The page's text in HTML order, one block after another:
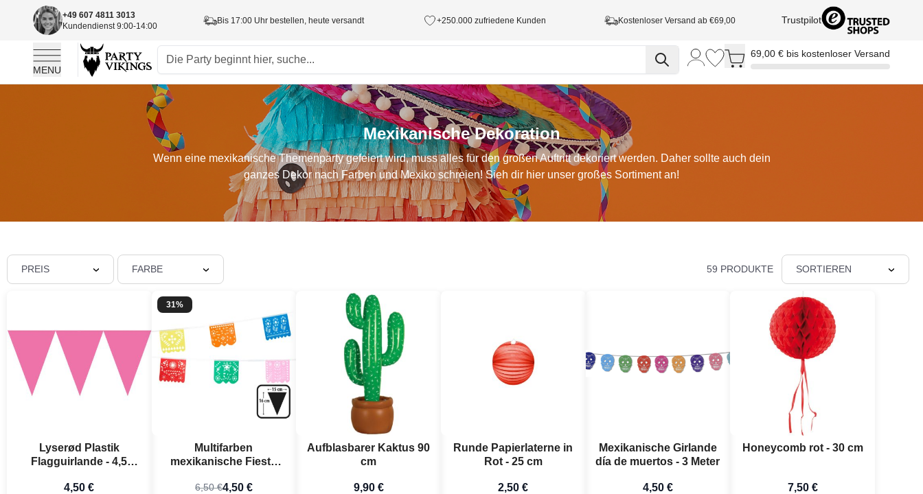
+49 607 4811 3013
Kundendienst 9:00-14:00
Bis 17:00 Uhr bestellen, heute versandt +250.000 zufriedene Kunden Kostenloser Versand ab €69,00 Trustpilot
MENU
Toggle minicart, Cart is empty
69,00 € bis kostenloser Versand
Mexikanische Dekoration
Wenn eine mexikanische Themenparty gefeiert wird, muss alles für den großen Auftritt dekoriert werden. Daher sollte auch dein
ganzes Dekor nach Farben und Mexiko schreien! Sieh dir hier unser großes Sortiment an!
PREIS FARBE 59 PRODUKTE SORTIEREN
Lyserød Plastik
Flagguirlande - 4,5
4,50 €
31%
Multifarben
mexikanische Fiesta
6,50 €4,50 €
Aufblasbarer Kaktus 90
cm
9,90 €
Runde Papierlaterne in
Rot - 25 cm
2,50 €
Mexikanische Girlande
día de muertos - 3 Meter
4,50 €
Honeycomb rot - 30 cm
7,50 €